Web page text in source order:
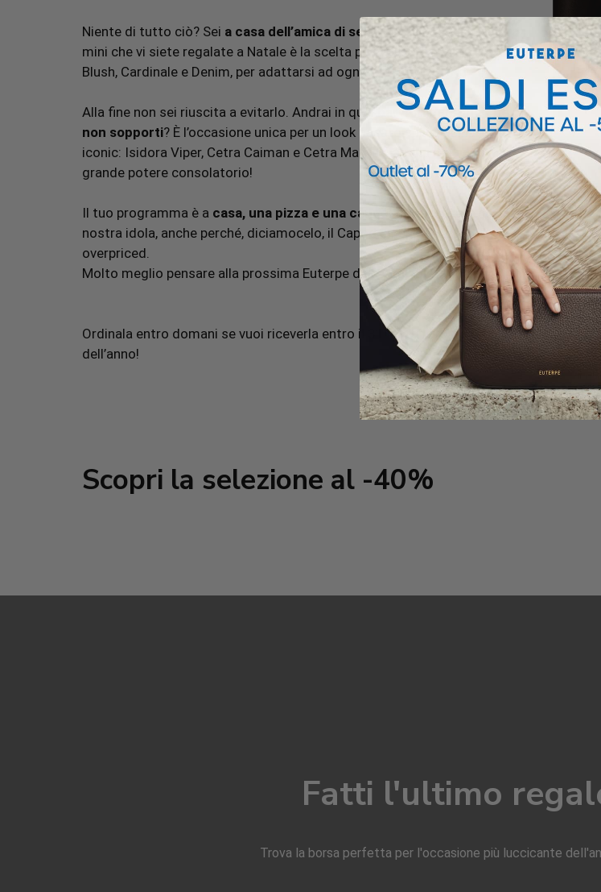
Niente di tutto ciò? Sei a casa dell’amica di sempre ? Allora quell’Isidora
mini che vi siete regalate a Natale è la scelta perfetta. La trovi in Ficus,
Blush, Cardinale e Denim, per adattarsi ad ogni tema della festa.
Alla fine non sei riuscita a evitarlo. Andrai in quel bar con persone che
non sopporti? È l’occasione unica per un look basato sulle abbinate più
iconic: Isidora Viper, Cetra Caiman e Cetra Marquinia. Una it bag ha un
grande potere consolatorio!
Il tuo programma è a casa, una pizza e una candela? Sai che c’è, sei la
nostra idola, anche perché, diciamocelo, il Capodanno è ovverrated e
overpriced.
Molto meglio pensare alla prossima Euterpe della tua collezione!
Ordinala entro domani se vuoi riceverla entro il 31! Fatti l’ultimo regalo
dell’anno!
Scopri la selezione al -40%
Fatti l'ultimo
Trova la borsa perfetta per l'occasione più luccicante